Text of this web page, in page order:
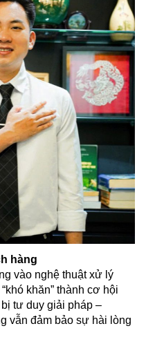
hàng
vào nghệ thuật xử lý
khăn” thành cơ hội
tư duy giải pháp –
vẫn đảm bảo sự hài lòng